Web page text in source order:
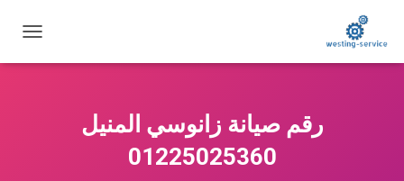
ب
رقم صيانة زانوسي المنيل
01225025360